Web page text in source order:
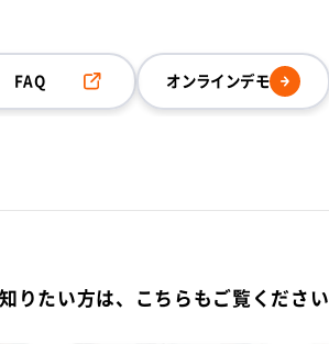
FAQ オンラインデモ
りたい方は、こちらもご覧ください